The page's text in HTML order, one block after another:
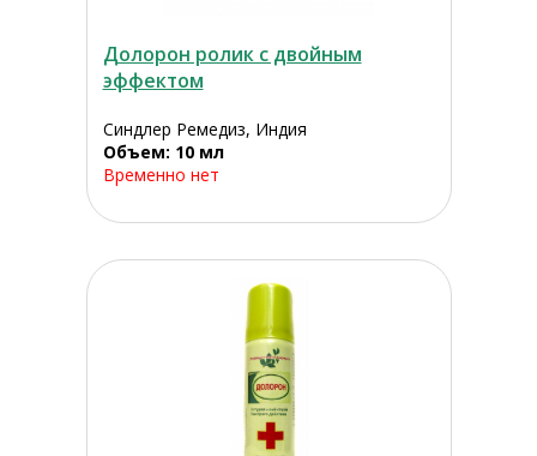
Долорон ролик с двойным
эффектом
Синдлер Ремедиз, Индия
Объем: 10 мл
Временно нет